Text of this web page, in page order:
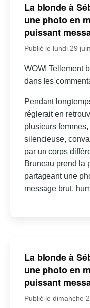
La blonde à
une photo en
puissant
Publié le lundi 29
WOW! Tellement
dans les
Pendant
réglerait en
plusieurs
silencieuse,
par un corps
Bruneau prend la
partageant une
message brut,
La blonde à
une photo en
puissant
Publié le dimanche